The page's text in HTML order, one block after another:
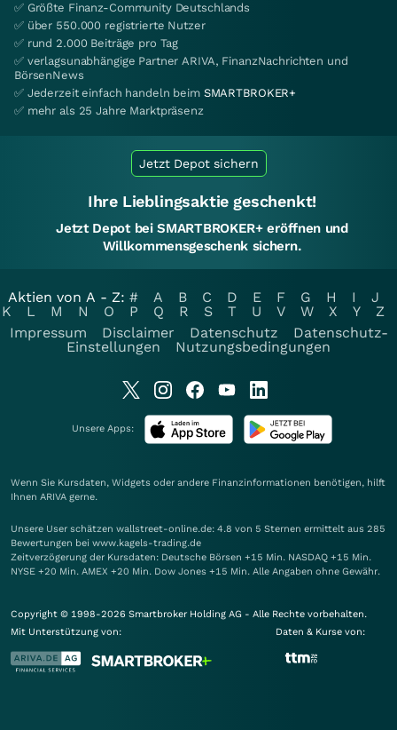
✅ Größte Finanz-Community Deutschlands
✅ über 550.000 registrierte Nutzer
✅ rund 2.000 Beiträge pro Tag
✅ verlagsunabhängige Partner ARIVA, FinanzNachrichten und
BörsenNews
✅ Jederzeit einfach handeln beim SMARTBROKER+
✅ mehr als 25 Jahre Marktpräsenz
Jetzt Depot sichern
Ihre Lieblingsaktie geschenkt!
Jetzt Depot bei SMARTBROKER+ eröffnen und
Willkommensgeschenk sichern.
Aktien von A - Z: # A B C D E F G H I
J
K
L M N O P Q R S T U V W X Y
Z
Impressum
Disclaimer Datenschutz
Datenschutz-
Einstellungen
Nutzungsbedingungen
Unsere Apps:
Wenn Sie Kursdaten, Widgets oder andere Finanzinformationen benötigen, hilft
Ihnen ARIVA gerne.
Unsere User schätzen wallstreet-online.de: 4.8 von 5 Sternen ermittelt aus 285
Bewertungen bei www.kagels-trading.de
Zeitverzögerung der Kursdaten: Deutsche Börsen +15 Min. NASDAQ +15 Min.
NYSE +20 Min. AMEX +20 Min. Dow Jones +15 Min. Alle Angaben ohne Gewähr.
Copyright © 1998-2026 Smartbroker Holding AG - Alle Rechte vorbehalten.
Mit Unterstützung von:
Daten & Kurse von: